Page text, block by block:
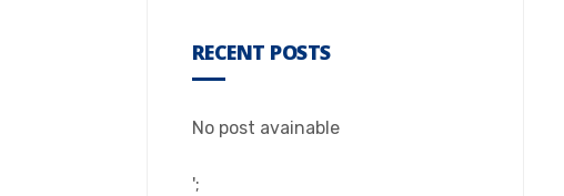
RECENT POSTS
No post avainable
';